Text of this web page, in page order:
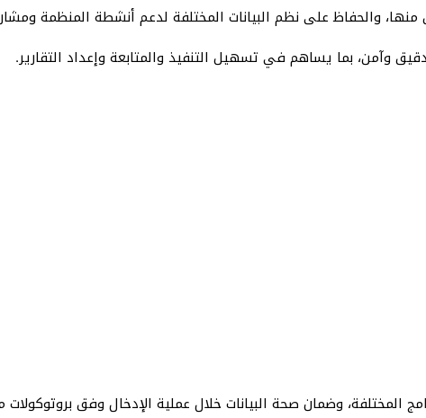
والحفاظ على نظم البيانات المختلفة لدعم أنشطة المنظمة
وآمن، بما يساهم في تسهيل التنفيذ والمتابعة وإعداد التقارير.
المختلفة، وضمان صحة البيانات خلال عملية الإدخال وفق